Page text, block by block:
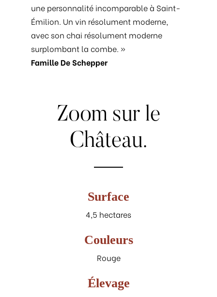
une personnalité incomparable à Saint-
Émilion. Un vin résolument moderne,
avec son chai résolument moderne
surplombant la combe. »
Famille De Schepper
Zoom sur le
Château.
Surface
4,5 hectares
Couleurs
Rouge
Élevage